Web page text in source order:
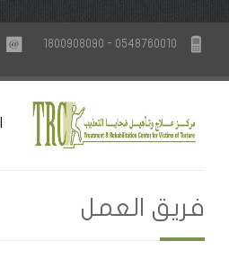
1800908090 - 0548760010
فريق العمل